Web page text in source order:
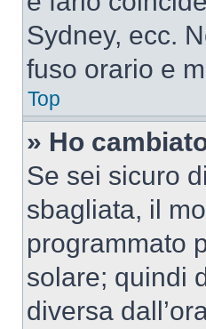
Sydney, ecc.
fuso orario e
Top
» Ho
Se sei sicuro
sbagliata, il
programmato
solare; quindi
diversa